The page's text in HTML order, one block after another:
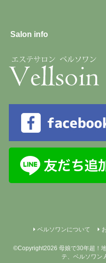
Salon info
ベルソワンについて
©Copyright2026 母娘で30年超！
テ、ベルソワン